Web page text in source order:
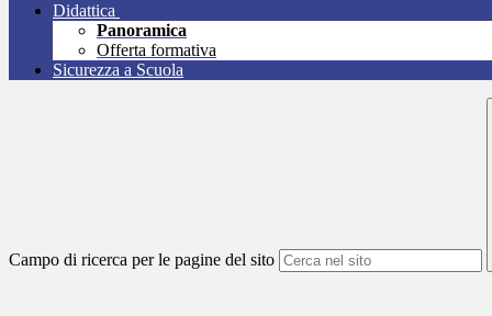
Didattica
Panoramica
Offerta formativa
Sicurezza a Scuola
Campo di ricerca per le pagine del sito